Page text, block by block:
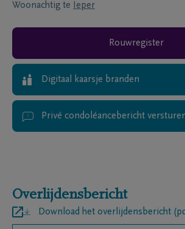
Woonachtig te Ieper
Rouwregister
Digitaal kaarsje branden
Privé condoléancebericht
Overlijdensbericht
Download het overlijdensbericht